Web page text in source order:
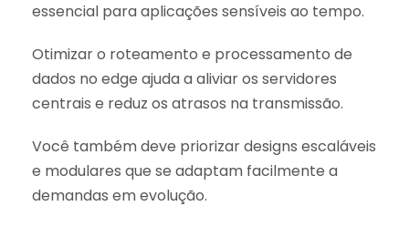
essencial para aplicações sensíveis ao tempo.
Otimizar o roteamento e processamento de
dados no edge ajuda a aliviar os servidores
centrais e reduz os atrasos na transmissão.
Você também deve priorizar designs escaláveis
e modulares que se adaptam facilmente a
demandas em evolução.